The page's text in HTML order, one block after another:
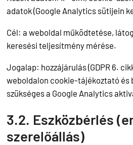
adatok (Google Analytics sütijein
Cél: a weboldal működtetése,
keresési teljesítmény mérése.
Jogalap: hozzájárulás (GDPR 6.
weboldalon cookie-tájékoztató és
szükséges a Google Analytics
3.2. Eszközbérlés
szerelőállás)